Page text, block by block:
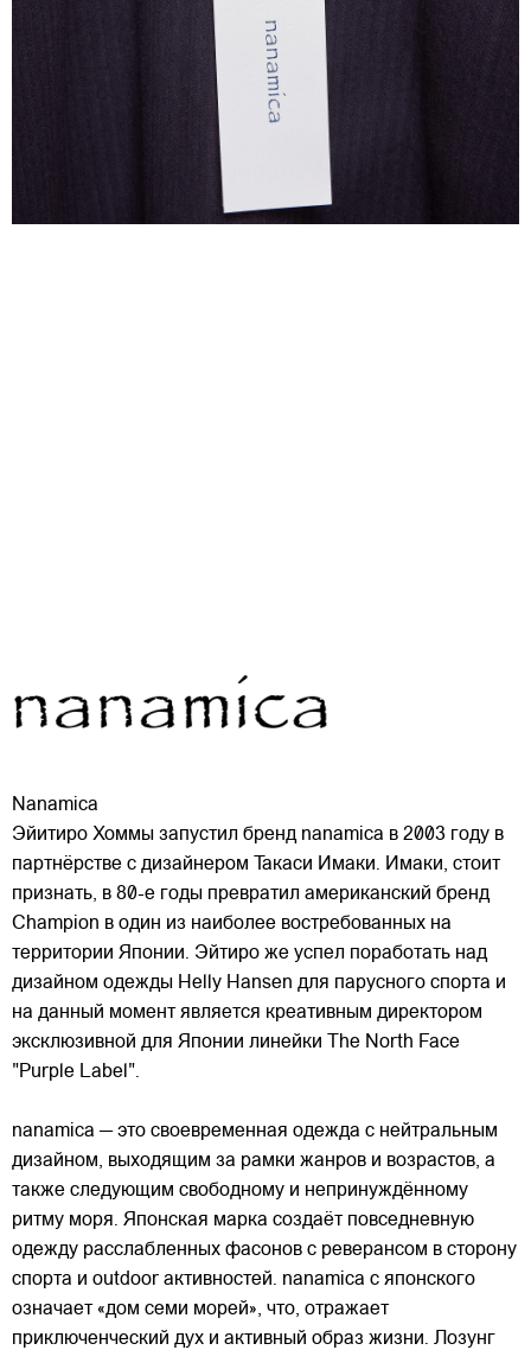
Nanamica
Эйитиро Хоммы запустил бренд nanamica в 2003 году в
партнёрстве с дизайнером Такаси Имаки. Имаки, стоит
признать, в 80-е годы превратил американский бренд
Champion в один из наиболее востребованных на
территории Японии. Эйтиро же успел поработать над
дизайном одежды Helly Hansen для парусного спорта и
на данный момент является креативным директором
эксклюзивной для Японии линейки The North Face
"Purple Label".
nanamica — это своевременная одежда с нейтральным
дизайном, выходящим за рамки жанров и возрастов, а
также следующим свободному и непринуждённому
ритму моря. Японская марка создаёт повседневную
одежду расслабленных фасонов с реверансом в сторону
спорта и outdoor активностей. nanamica с японского
означает «дом семи морей», что, отражает
приключенческий дух и активный образ жизни. Лозунг